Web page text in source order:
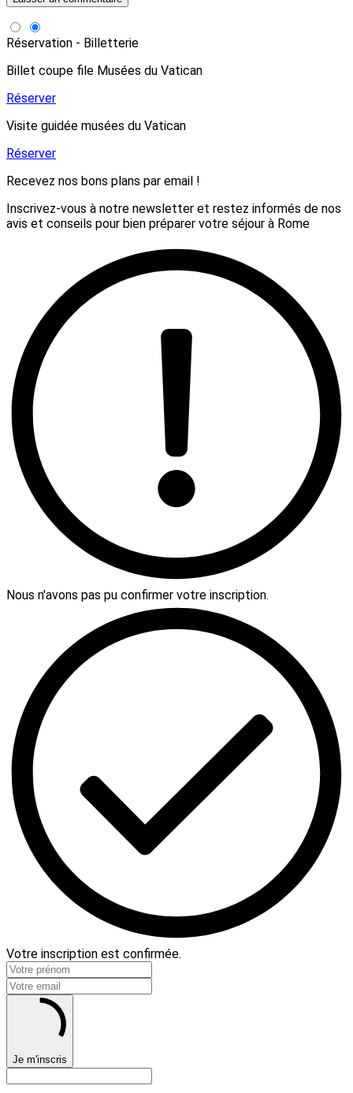
Réservation - Billetterie
Billet coupe file Musées du Vatican
Réserver
Visite guidée musées du Vatican
Réserver
Recevez nos bons plans par email !
Inscrivez-vous à notre newsletter et restez informés de nos
avis et conseils pour bien préparer votre séjour à Rome
Nous n'avons pas pu confirmer votre inscription.
Votre inscription est confirmée.
Je m'inscris